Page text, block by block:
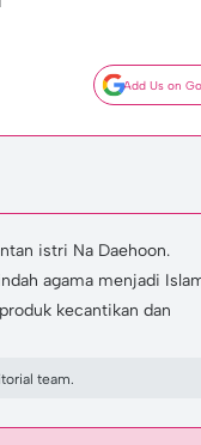
Add Us on
istri Na Daehoon.
agama menjadi
kecantikan dan
team.